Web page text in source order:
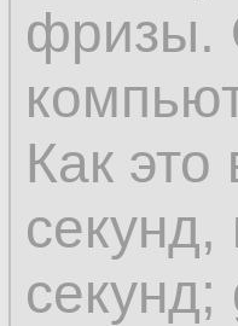
фризы.
Как
секунд;